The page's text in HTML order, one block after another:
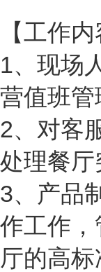
【工作内
1、现场
营值班管
2、对客
处理餐
3、产品
作工作
厅的高